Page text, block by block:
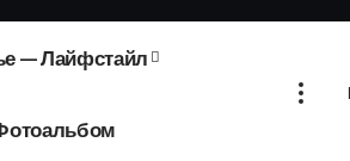
— Лайфстайл